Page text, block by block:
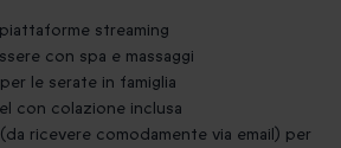
streaming
con spa e massaggi
le serate in famiglia
con colazione inclusa
ricevere comodamente via email) per